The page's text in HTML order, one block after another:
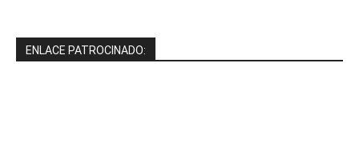
ENLACE PATROCINADO: